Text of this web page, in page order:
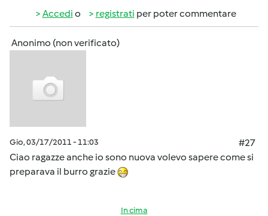
Accedi o registrati per poter commentare
Anonimo (non verificato)
Gio, 03/17/2011 - 11:03
#27
Ciao ragazze anche io sono nuova volevo sapere come si
preparava il burro grazie
In cima